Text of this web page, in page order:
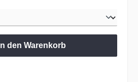
In den Warenkorb